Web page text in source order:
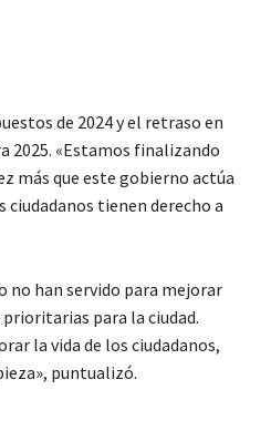
de 2024 y el retraso en
2025. «Estamos finalizando
más que este gobierno actúa
ciudadanos tienen derecho a
no han servido para mejorar
para la ciudad.
la vida de los ciudadanos,
puntualizó.